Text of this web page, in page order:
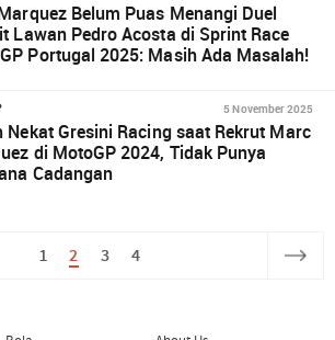
Belum Puas Menangi Duel
Lawan Pedro Acosta di Sprint Race
Portugal 2025: Masih Ada Masalah!
5 November 2025
Nekat Gresini Racing saat Rekrut Marc
di MotoGP 2024, Tidak Punya
Cadangan
1 2 3 4